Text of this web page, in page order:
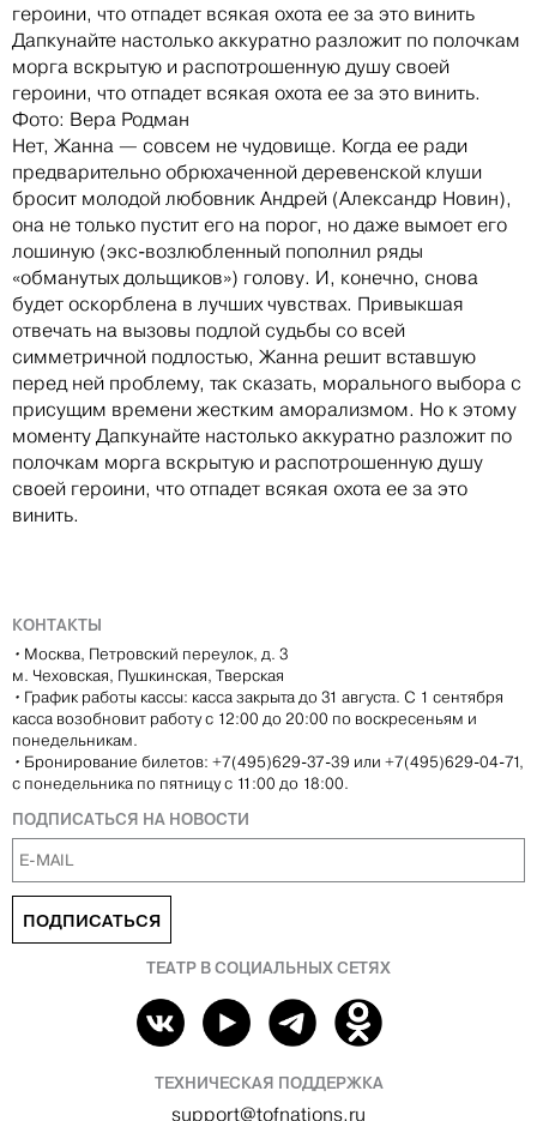
героини, что отпадет всякая охота ее за это винить
Дапкунайте настолько аккуратно разложит по полочкам
морга вскрытую и распотрошенную душу своей
героини, что отпадет всякая охота ее за это винить.
Фото: Вера Родман
Нет, Жанна — совсем не чудовище. Когда ее ради
предварительно обрюхаченной деревенской клуши
бросит молодой любовник Андрей (Александр Новин),
она не только пустит его на порог, но даже вымоет его
лошиную (экс-возлюбленный пополнил ряды
«обманутых дольщиков») голову. И, конечно, снова
будет оскорблена в лучших чувствах. Привыкшая
отвечать на вызовы подлой судьбы со всей
симметричной подлостью, Жанна решит вставшую
перед ней проблему, так сказать, морального выбора с
присущим времени жестким аморализмом. Но к этому
моменту Дапкунайте настолько аккуратно разложит по
полочкам морга вскрытую и распотрошенную душу
своей героини, что отпадет всякая охота ее за это
винить.
КОНТАКТЫ
• Москва, Петровский переулок, д. 3
м. Чеховская, Пушкинская, Тверская
• График работы кассы: касса закрыта до 31 августа. С 1 сентября
касса возобновит работу с 12:00 до 20:00 по воскресеньям и
понедельникам.
• Бронирование билетов: +7(495)629-37-39 или +7(495)629-04-71,
с понедельника по пятницу с 11:00 до 18:00.
ПОДПИСАТЬСЯ НА НОВОСТИ
ПОДПИСАТЬСЯ
ТЕАТР В СОЦИАЛЬНЫХ СЕТЯХ
ТЕХНИЧЕСКАЯ ПОДДЕРЖКА
support@tofnations.ru